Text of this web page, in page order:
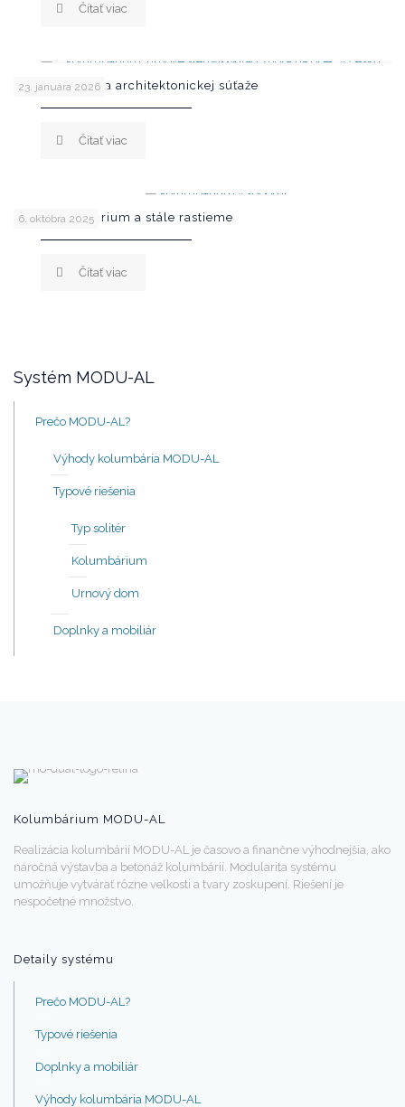
Čítať viac
23. januára 2026
Poznáme víťaza architektonickej súťaže
Čítať viac
6. októbra 2025
200. kolumbárium a stále rastieme
Čítať viac
Systém MODU-AL
Prečo MODU-AL?
Výhody kolumbária MODU-AL
Typové riešenia
Typ solitér
Kolumbárium
Urnový dom
Doplnky a mobiliár
Kolumbárium MODU-AL
Realizácia kolumbárií MODU-AL je časovo a finančne výhodnejšia, ako
náročná výstavba a betonáž kolumbárií. Modularita systému
umožňuje vytvárať rôzne veľkosti a tvary zoskupení. Riešení je
nespočetné množstvo.
Detaily systému
Prečo MODU-AL?
Typové riešenia
Doplnky a mobiliár
Výhody kolumbária MODU-AL